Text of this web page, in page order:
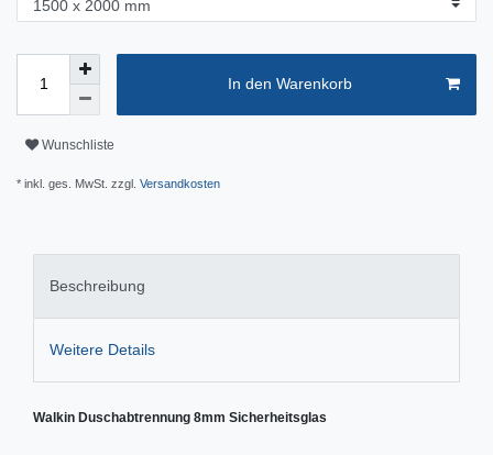
In den Warenkorb
Wunschliste
* inkl. ges. MwSt. zzgl. Versandkosten
Beschreibung
Weitere Details
Walkin Duschabtrennung 8mm Sicherheitsglas